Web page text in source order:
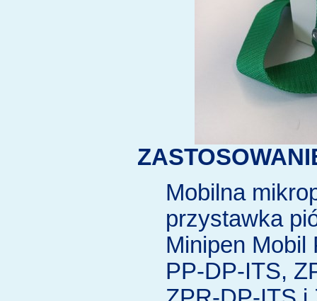
Mobilna
przystawka
Minipen Mobil
PP-DP-ITS,